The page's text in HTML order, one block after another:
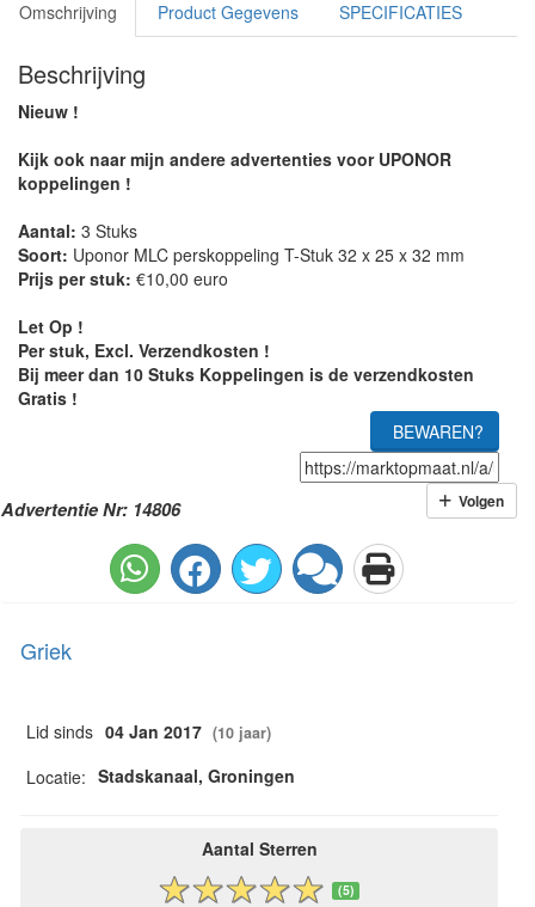
Omschrijving Product Gegevens SPECIFICATIES
Beschrijving
Nieuw !
Kijk ook naar mijn andere advertenties voor UPONOR
koppelingen !
Aantal: 3 Stuks
Soort: Uponor MLC perskoppeling T-Stuk 32 x 25 x 32 mm
Prijs per stuk: €10,00 euro
Let Op !
Per stuk, Excl. Verzendkosten !
Bij meer dan 10 Stuks Koppelingen is de verzendkosten
Gratis !
BEWAREN?
Advertentie Nr: 14806 Volgen
Griek
Lid sinds 04 Jan 2017 (10 jaar)
Locatie: Stadskanaal, Groningen
Aantal Sterren
(5)